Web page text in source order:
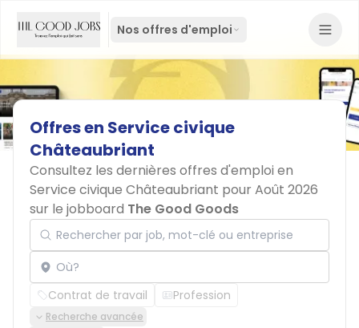
Nos offres d'emploi
Offresen Servicecivique
Châteaubriant
Consultez les dernières offres d'emploi en
Service civique Châteaubriant pour Août 2026
sur le jobboard The Good Goods
Rechercher par job, mot-clé ou entreprise
Localisation
Contrat de travail Profession
Recherche avancée